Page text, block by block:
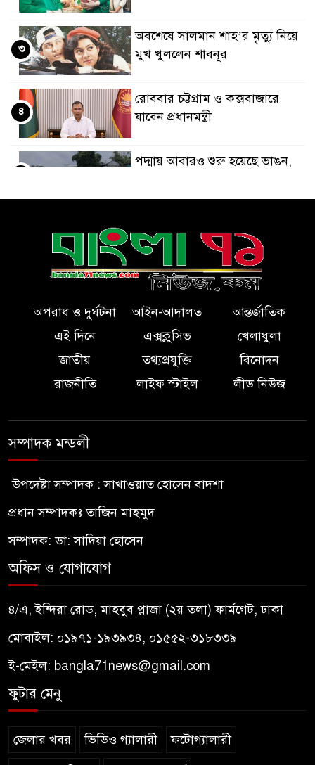
অবশেষে সালমান শাহ’র মৃত্যু নিয়ে
মুখ খুললেন শাবনূর
৩
রোববার চট্টগ্রাম ও কক্সবাজারে
যাবেন প্রধানমন্ত্রী
৪
পদ্মায় আবারও শুরু হয়েছে ভাঙন,
জামায়াত
ওমান নয়, হরমুজ খোলা যুক্তরাষ্ট্রের
শর্ত মানার ওপর নির্ভর করছে:
আইআরজিসি
প্রস্তাবিত জ্বালানি তেল নীতিমালায়
কাউকে বিশেষ সুবিধা দেওয়ার
সুযোগ নেই
৯
সাড়ে ৬ বছরে শুধু মোটরসাইকেল
দুর্ঘটনায় ঝরে গেছে ১৫ হাজার ৭১২
অপরাধ ও দুর্ঘটনা আইন-আদালত
আন্তর্জাতিক
এই দিনে
এক্সক্লুসিভ
খেলাধুলা
জাতীয়
তথ্যপ্রযুক্তি
বিনোদন
রাজনীতি
লাইফ স্টাইল লীড নিউজ
সম্পাদক মন্ডলী
উপদেষ্টা সম্পাদক : সাখাওয়াত হোসেন বাদশা
প্রধান সম্পাদকঃ তাজিন মাহমুদ
সম্পাদক: ডা: সাদিয়া হোসেন
অফিস ও যোগাযোগ
৪/এ, ইন্দিরা রোড, মাহবুব প্লাজা (২য় তলা) ফার্মগেট, ঢাকা
মোবাইল: ০১৯৭১-১৯৩৯৩৪, ০১৫৫২-৩১৮৩৩৯
ই-মেইল: bangla71news@gmail.com
ফুটার মেনু
জেলার খবর ভিডিও গ্যালারী ফটোগ্যালারী